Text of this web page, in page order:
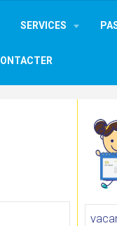
SERVICES